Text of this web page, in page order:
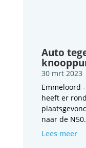
Auto
30 mrt 2023
Emmeloord
heeft er
naar de
Lees meer